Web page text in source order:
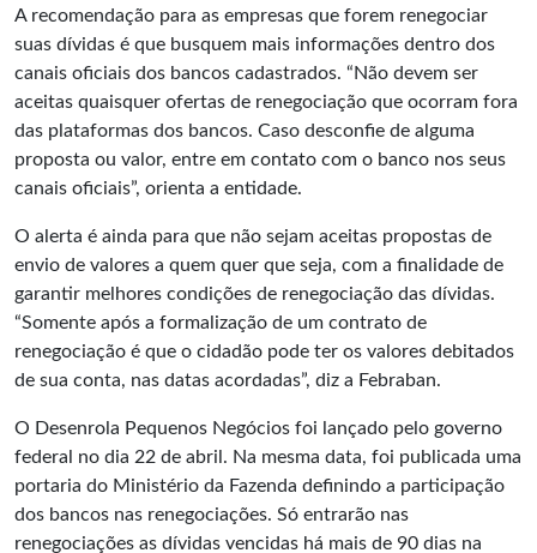
A recomendação para as empresas que forem renegociar
suas dívidas é que busquem mais informações dentro dos
canais oficiais dos bancos cadastrados. “Não devem ser
aceitas quaisquer ofertas de renegociação que ocorram fora
das plataformas dos bancos. Caso desconfie de alguma
proposta ou valor, entre em contato com o banco nos seus
canais oficiais”, orienta a entidade.
O alerta é ainda para que não sejam aceitas propostas de
envio de valores a quem quer que seja, com a finalidade de
garantir melhores condições de renegociação das dívidas.
“Somente após a formalização de um contrato de
renegociação é que o cidadão pode ter os valores debitados
de sua conta, nas datas acordadas”, diz a Febraban.
O Desenrola Pequenos Negócios foi lançado pelo governo
federal no dia 22 de abril. Na mesma data, foi publicada uma
portaria do Ministério da Fazenda definindo a participação
dos bancos nas renegociações. Só entrarão nas
renegociações as dívidas vencidas há mais de 90 dias na